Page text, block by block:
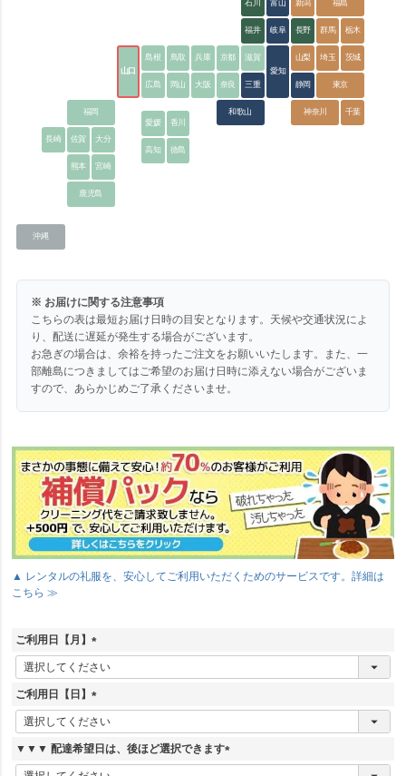
福島
新潟
群馬 栃木
埼玉 茨城
東京
神奈川 千葉
山梨
石川
福井 長野
富山
岐阜
愛知
静岡
三重
和歌山
山口
島根 鳥取
広島 岡山
兵庫 京都 滋賀
大阪 奈良
香川
愛媛
徳島
高知
福岡
佐賀 大分
熊本
長崎
宮崎
鹿児島
沖縄
※ お届けに関する注意事項
こちらの表は最短お届け日時の目安となります。天候や交通状況によ
り、配送に遅延が発生する場合がございます。
お急ぎの場合は、余裕を持ったご注文をお願いいたします。また、一
部離島につきましてはご希望のお届け日時に添えない場合がございま
すので、あらかじめご了承くださいませ。
▲ レンタルの礼服を、安心してご利用いただくためのサービスです。詳細は
こちら ≫
ご利用日【月】
(
必
須
)
ご利用日【日】
(
必
須
)
▼▼▼ 配達希望日は、後ほど選択できます
(